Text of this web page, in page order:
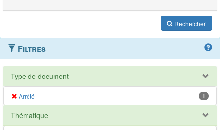
Rechercher
Filtres
Type de document
Arrêté 1
Thématique